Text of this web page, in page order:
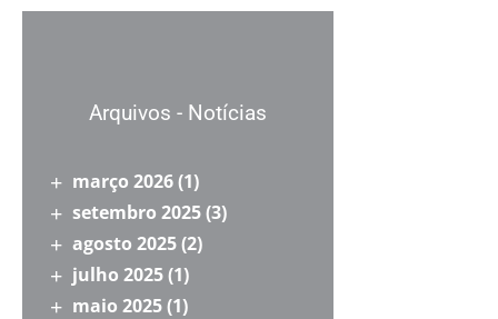
Arquivos - Notícias
março 2026(1)
setembro 2025(3)
agosto 2025(2)
julho 2025(1)
maio 2025(1)